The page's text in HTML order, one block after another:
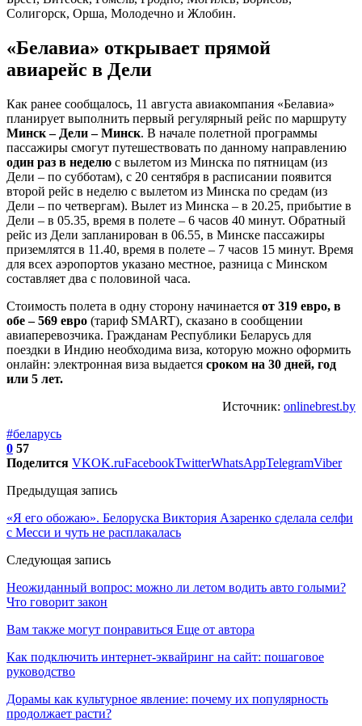
Солигорск, Орша, Молодечно и Жлобин.
«Белавиа» открывает прямой
авиарейс в Дели
Как ранее сообщалось, 11 августа авиакомпания «Белавиа»
планирует выполнить первый регулярный рейс по маршруту
Минск – Дели – Минск. В начале полетной программы
пассажиры смогут путешествовать по данному направлению
один раз в неделю с вылетом из Минска по пятницам (из
Дели – по субботам), с 20 сентября в расписании появится
второй рейс в неделю с вылетом из Минска по средам (из
Дели – по четвергам). Вылет из Минска – в 20.25, прибытие в
Дели – в 05.35, время в полете – 6 часов 40 минут. Обратный
рейс из Дели запланирован в 06.55, в Минске пассажиры
приземлятся в 11.40, время в полете – 7 часов 15 минут. Время
для всех аэропортов указано местное, разница с Минском
составляет два с половиной часа.
Стоимость полета в одну сторону начинается от 319 евро, в
обе – 569 евро (тариф SMART), сказано в сообщении
авиаперевозчика. Гражданам Республики Беларусь для
поездки в Индию необходима виза, которую можно оформить
онлайн: электронная виза выдается сроком на 30 дней, год
или 5 лет.
Источник: onlinebrest.by
#беларусь
0 57
Поделится VKOK.ruFacebookTwitterWhatsAppTelegramViber
Предыдущая запись
«Я его обожаю». Белоруска Виктория Азаренко сделала селфи
с Месси и чуть не расплакалась
Следующая запись
Неожиданный вопрос: можно ли летом водить авто голыми?
Что говорит закон
Вам также могут понравиться Еще от автора
Как подключить интернет-эквайринг на сайт: пошаговое
руководство
Дорамы как культурное явление: почему их популярность
продолжает расти?